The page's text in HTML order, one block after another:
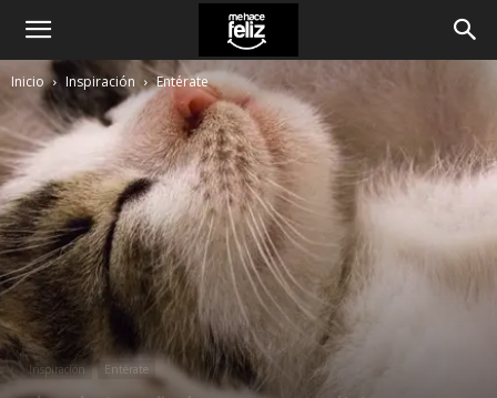
Inicio Inspiración Entérate
Inspiración Entérate